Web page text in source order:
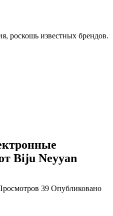
роскошь известных брендов.
Biju Neyyan
39 Опубликовано